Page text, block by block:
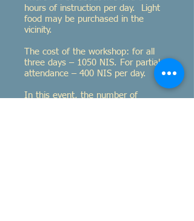
hours of instruction per day. Light
food may be purchased in the
vicinity.
The cost of the workshop: for all
three days – 1050 NIS. For partial
attendance – 400 NIS per day.
In this event, the number of